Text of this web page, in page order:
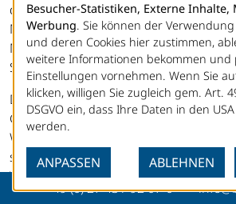
der über ihn eingebundenen Tools.
Manager erfasst jedoch Ihre IP-
Mutterunternehmen von Google in die
Staaten übertragen werden kann.
Der Einsatz des Google Tag
Grundlage von Art. 6 Abs. 1 lit. f
Websitebetreiber hat ein berechtigtes
schnellen und unkomplizierten
Verwaltung verschiedener Tools auf
Sofern eine entsprechende
+49 (0) 27 43 / 92 07-0
Besucher-Statistiken, Externe Inhalte,
Werbung. Sie können der
und deren Cookies hier zustimmen,
weitere Informationen bekommen und
Einstellungen vornehmen. Wenn Sie
klicken, willigen Sie zugleich gem. Art.
DSGVO ein, dass Ihre Daten in den
werden.
ANPASSEN ABLEHNEN